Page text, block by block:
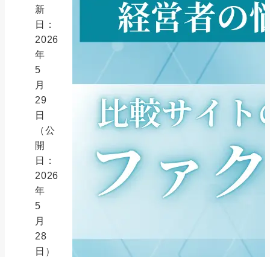
新
日：
2026
年
5
月
29
日
（公
開
日：
2026
年
5
月
28
日）